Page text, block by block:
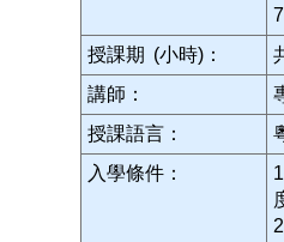
授課期 (小時)：
講師：
授課語言：
入學條件：